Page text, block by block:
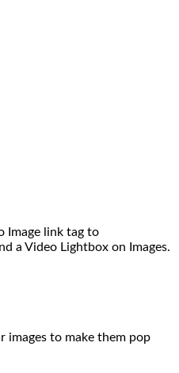
Image link tag to
a Video Lightbox on Images.
images to make them pop